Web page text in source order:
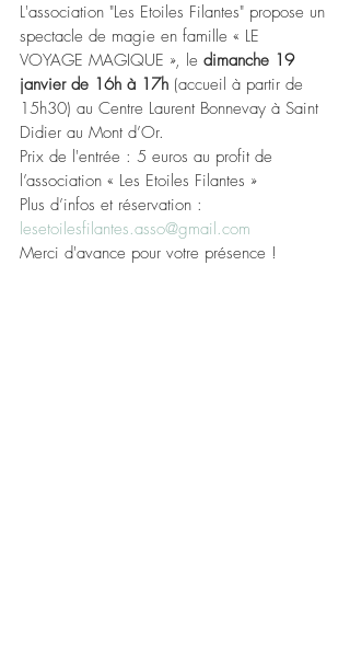
L'association "Les Etoiles Filantes" propose un
spectacle de magie en famille « LE
VOYAGE MAGIQUE », le dimanche 19
janvier de 16h à 17h (accueil à partir de
15h30) au Centre Laurent Bonnevay à Saint
Didier au Mont d’Or.
Prix de l'entrée : 5 euros au profit de
l’association « Les Etoiles Filantes »
Plus d’infos et réservation :
lesetoilesfilantes.asso@gmail.com
Merci d'avance pour votre présence !